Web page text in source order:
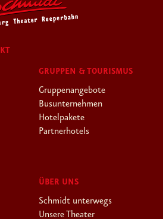
GRUPPEN & TOURISMUS
Gruppenangebote
Busunternehmen
Hotelpakete
Partnerhotels
ÜBER UNS
Schmidt unterwegs
Unsere Theater